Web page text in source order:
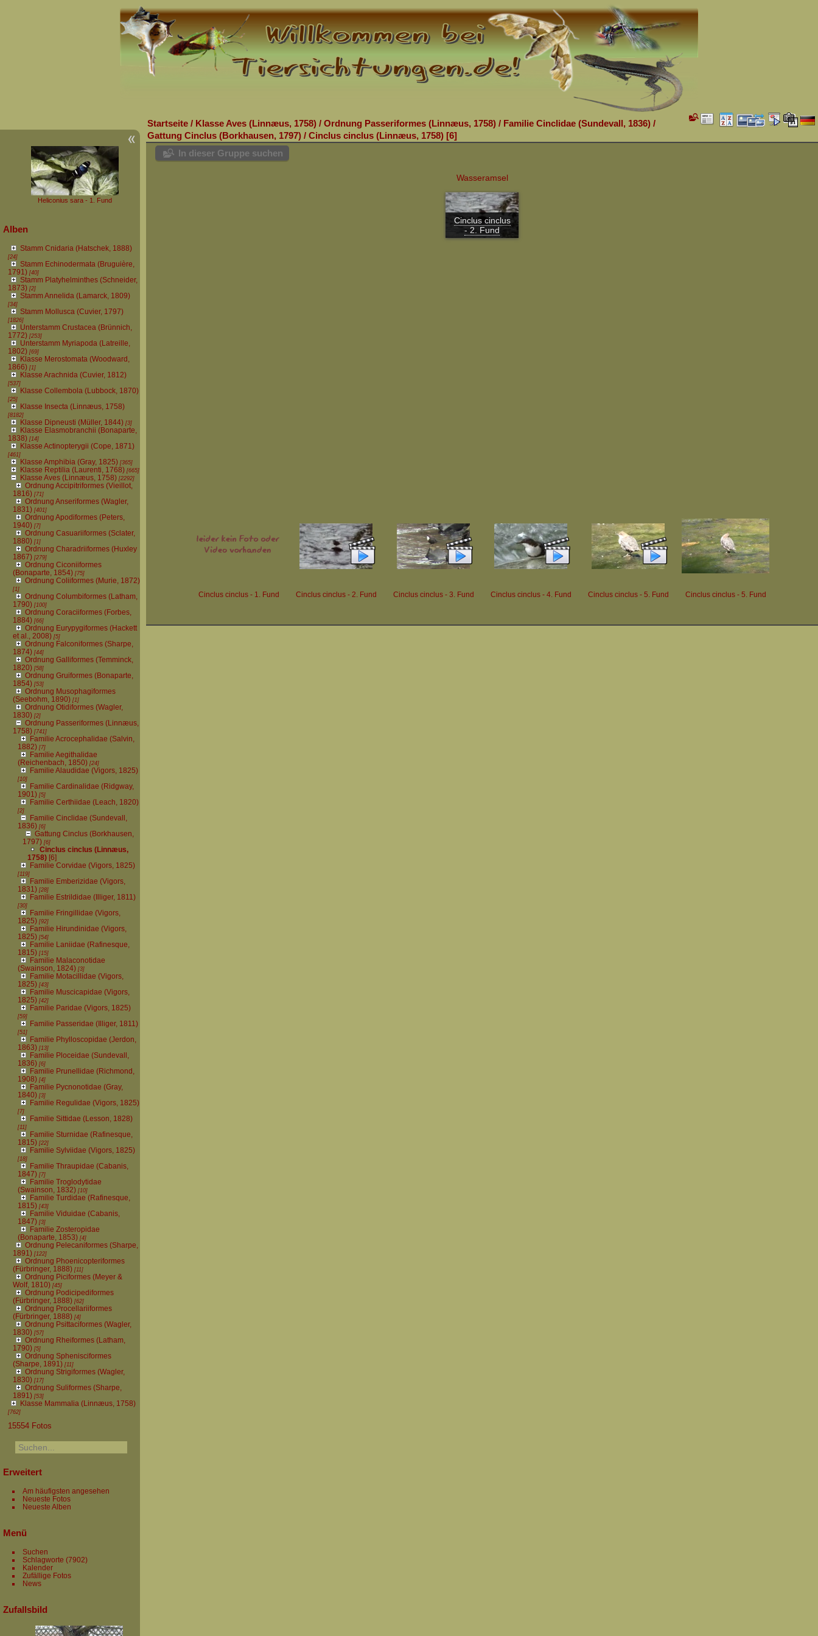
Heliconius sara - 1. Fund
Alben
Stamm Cnidaria (Hatschek, 1888)
[24]
Stamm Echinodermata (Bruguière,
1791)[40]
Stamm Platyhelminthes (Schneider,
1873)[2]
Stamm Annelida (Lamarck, 1809)
[34]
Stamm Mollusca (Cuvier, 1797)
[1826]
Unterstamm Crustacea (Brünnich,
1772)[253]
Unterstamm Myriapoda (Latreille,
1802)[69]
Klasse Merostomata (Woodward,
1866)[1]
Klasse Arachnida (Cuvier, 1812)
[537]
Klasse Collembola (Lubbock, 1870)
[25]
Klasse Insecta (Linnæus, 1758)
[8182]
Klasse Dipneusti (Müller, 1844)[3]
Klasse Elasmobranchii (Bonaparte,
1838)[14]
Klasse Actinopterygii (Cope, 1871)
[461]
Klasse Amphibia (Gray, 1825)[365]
Klasse Reptilia (Laurenti, 1768)[665]
Klasse Aves (Linnæus, 1758)[2292]
Ordnung Accipitriformes (Vieillot,
1816)[71]
Ordnung Anseriformes (Wagler,
1831)[401]
Ordnung Apodiformes (Peters,
1940)[7]
Ordnung Casuariiformes (Sclater,
1880)[1]
Ordnung Charadriiformes (Huxley
1867)[279]
Ordnung Ciconiiformes
(Bonaparte, 1854)[75]
Ordnung Coliiformes (Murie, 1872)
[1]
Ordnung Columbiformes (Latham,
1790)[100]
Ordnung Coraciiformes (Forbes,
1884)[66]
Ordnung Eurypygiformes (Hackett
et al., 2008)[5]
Ordnung Falconiformes (Sharpe,
1874)[44]
Ordnung Galliformes (Temminck,
1820)[58]
Ordnung Gruiformes (Bonaparte,
1854)[53]
Ordnung Musophagiformes
(Seebohm, 1890)[1]
Ordnung Otidiformes (Wagler,
1830)[2]
Ordnung Passeriformes (Linnæus,
1758)[741]
Familie Acrocephalidae (Salvin,
1882)[7]
Familie Aegithalidae
(Reichenbach, 1850)[24]
Familie Alaudidae (Vigors, 1825)
[10]
Familie Cardinalidae (Ridgway,
1901)[5]
Familie Certhiidae (Leach, 1820)
[2]
Familie Cinclidae (Sundevall,
1836)[6]
Gattung Cinclus (Borkhausen,
1797)[6]
Cinclus cinclus (Linnæus,
1758)[6]
Familie Corvidae (Vigors, 1825)
[119]
Familie Emberizidae (Vigors,
1831)[28]
Familie Estrildidae (Illiger, 1811)
[30]
Familie Fringillidae (Vigors,
1825)[92]
Familie Hirundinidae (Vigors,
1825)[54]
Familie Laniidae (Rafinesque,
1815)[15]
Familie Malaconotidae
(Swainson, 1824)[3]
Familie Motacillidae (Vigors,
1825)[43]
Familie Muscicapidae (Vigors,
1825)[42]
Familie Paridae (Vigors, 1825)
[59]
Familie Passeridae (Illiger, 1811)
[51]
Familie Phylloscopidae (Jerdon,
1863)[13]
Familie Ploceidae (Sundevall,
1836)[6]
Familie Prunellidae (Richmond,
1908)[4]
Familie Pycnonotidae (Gray,
1840)[3]
Familie Regulidae (Vigors, 1825)
[7]
Familie Sittidae (Lesson, 1828)
[11]
Familie Sturnidae (Rafinesque,
1815)[22]
Familie Sylviidae (Vigors, 1825)
[18]
Familie Thraupidae (Cabanis,
1847)[7]
Familie Troglodytidae
(Swainson, 1832)[10]
Familie Turdidae (Rafinesque,
1815)[43]
Familie Viduidae (Cabanis,
1847)[3]
Familie Zosteropidae
(Bonaparte, 1853)[4]
Ordnung Pelecaniformes (Sharpe,
1891)[122]
Ordnung Phoenicopteriformes
(Fürbringer, 1888)[11]
Ordnung Piciformes (Meyer &
Wolf, 1810)[45]
Ordnung Podicipediformes
(Fürbringer, 1888)[62]
Ordnung Procellariiformes
(Fürbringer, 1888)[4]
Ordnung Psittaciformes (Wagler,
1830)[57]
Ordnung Rheiformes (Latham,
1790) [5]
Ordnung Sphenisciformes
(Sharpe, 1891)[11]
Ordnung Strigiformes (Wagler,
1830)[17]
Ordnung Suliformes (Sharpe,
1891)[53]
Klasse Mammalia (Linnæus, 1758)
[762]
15554 Fotos
Erweitert
Am häufigsten angesehen
Neueste Fotos
Neueste Alben
Menü
Suchen
Schlagworte (7902)
Kalender
Zufällige Fotos
News
Zufallsbild
Startseite / Klasse Aves (Linnæus, 1758) / Ordnung Passeriformes (Linnæus, 1758) / Familie Cinclidae (Sundevall, 1836) /
Gattung Cinclus (Borkhausen, 1797) / Cinclus cinclus (Linnæus, 1758) 6
In dieser Gruppe suchen
Wasseramsel
Cinclus cinclus
- 2. Fund
Cinclus cinclus - 1. Fund Cinclus cinclus - 2. Fund Cinclus cinclus - 3. Fund Cinclus cinclus - 4. Fund Cinclus cinclus - 5. Fund Cinclus cinclus - 5. Fund